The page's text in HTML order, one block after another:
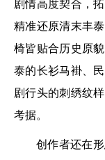
剧情高度契合，
精准还原清末丰
椅皆贴合历史原
泰的长衫马褂、
剧行头的刺绣纹
考据。
创作者还在